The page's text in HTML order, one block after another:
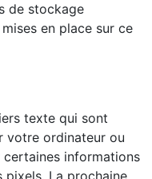
de stockage
en place sur ce
texte qui sont
votre ordinateur ou
informations
pixels. La prochaine